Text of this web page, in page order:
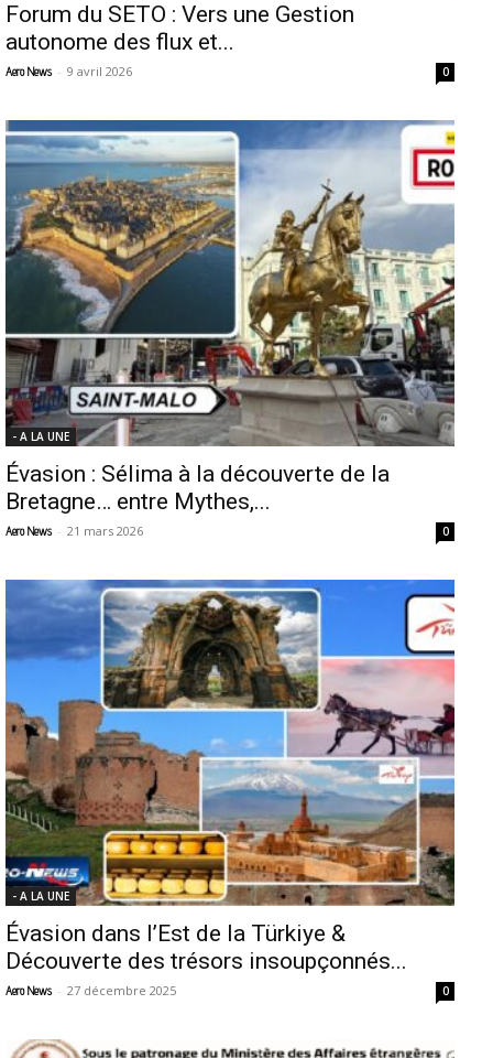
Forum du SETO : Vers une Gestion
autonome des flux et...
Aero News - 9 avril 2026 0
- A LA UNE
Évasion : Sélima à la découverte de la
Bretagne… entre Mythes,...
Aero News - 21 mars 2026 0
- A LA UNE
Évasion dans l’Est de la Türkiye &
Découverte des trésors insoupçonnés...
Aero News - 27 décembre 2025 0